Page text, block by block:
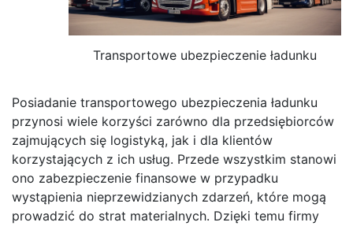
Transportowe ubezpieczenie ładunku
Posiadanie transportowego ubezpieczenia ładunku
przynosi wiele korzyści zarówno dla przedsiębiorców
zajmujących się logistyką, jak i dla klientów
korzystających z ich usług. Przede wszystkim stanowi
ono zabezpieczenie finansowe w przypadku
wystąpienia nieprzewidzianych zdarzeń, które mogą
prowadzić do strat materialnych. Dzięki temu firmy